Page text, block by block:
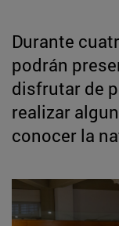
Durante
podrán
disfrutar de
realizar
conocer la